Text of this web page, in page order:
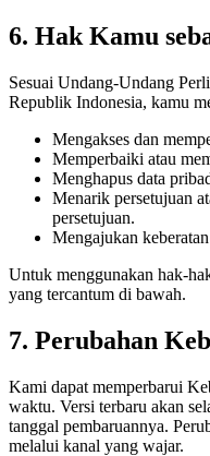
6. Hak Kamu
Sesuai Undang-Undang
Republik Indonesia, kamu
Mengakses dan
Memperbaiki atau
Menghapus data
Menarik persetujuan
persetujuan.
Mengajukan
Untuk menggunakan hak-
yang tercantum di bawah.
7. Perubahan
Kami dapat memperbarui
waktu. Versi terbaru akan
tanggal pembaruannya.
melalui kanal yang wajar.